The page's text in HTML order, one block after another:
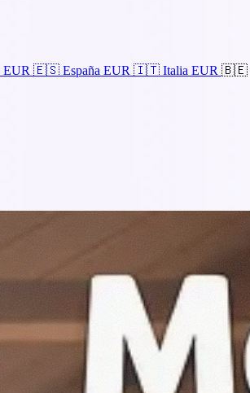
EUR 🇪🇸 España EUR 🇮🇹 Italia EUR 🇧🇪